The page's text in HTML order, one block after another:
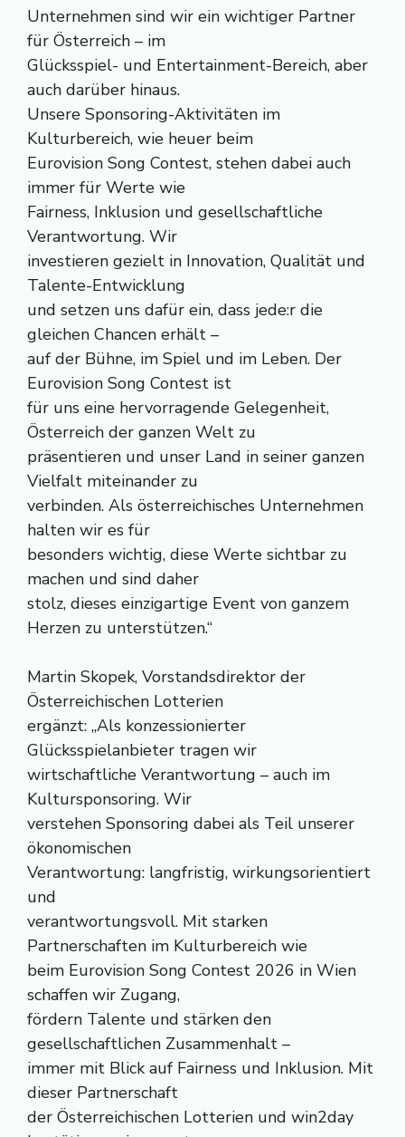
Unternehmen sind wir ein wichtiger Partner
für Österreich – im
Glücksspiel- und Entertainment-Bereich, aber
auch darüber hinaus.
Unsere Sponsoring-Aktivitäten im
Kulturbereich, wie heuer beim
Eurovision Song Contest, stehen dabei auch
immer für Werte wie
Fairness, Inklusion und gesellschaftliche
Verantwortung. Wir
investieren gezielt in Innovation, Qualität und
Talente-Entwicklung
und setzen uns dafür ein, dass jede:r die
gleichen Chancen erhält –
auf der Bühne, im Spiel und im Leben. Der
Eurovision Song Contest ist
für uns eine hervorragende Gelegenheit,
Österreich der ganzen Welt zu
präsentieren und unser Land in seiner ganzen
Vielfalt miteinander zu
verbinden. Als österreichisches Unternehmen
halten wir es für
besonders wichtig, diese Werte sichtbar zu
machen und sind daher
stolz, dieses einzigartige Event von ganzem
Herzen zu unterstützen.“
Martin Skopek, Vorstandsdirektor der
Österreichischen Lotterien
ergänzt: „Als konzessionierter
Glücksspielanbieter tragen wir
wirtschaftliche Verantwortung – auch im
Kultursponsoring. Wir
verstehen Sponsoring dabei als Teil unserer
ökonomischen
Verantwortung: langfristig, wirkungsorientiert
und
verantwortungsvoll. Mit starken
Partnerschaften im Kulturbereich wie
beim Eurovision Song Contest 2026 in Wien
schaffen wir Zugang,
fördern Talente und stärken den
gesellschaftlichen Zusammenhalt –
immer mit Blick auf Fairness und Inklusion. Mit
dieser Partnerschaft
der Österreichischen Lotterien und win2day